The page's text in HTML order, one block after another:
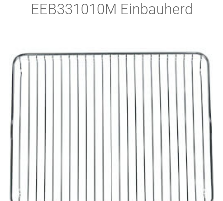
EEB331010M Einbauherd